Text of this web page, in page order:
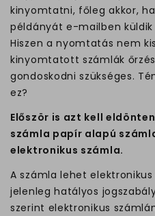
kinyomtatni, főleg akkor,
példányát e-mailben
Hiszen a nyomtatás nem
kinyomtatott számlák
gondoskodni szükséges.
ez?
Először is azt kell
számla papír alapú
elektronikus számla.
A számla lehet
jelenleg hatályos
szerint elektronikus